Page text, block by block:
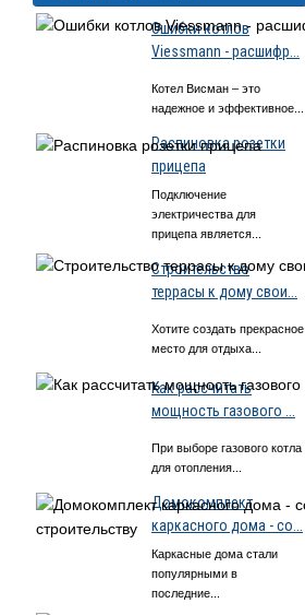
Ошибки котлов
Viessmann - расшифр...
Котел Висман – это
надежное и эффективное...
Распиновка розетки
прицепа
Подключение
электричества для
прицепа является...
Строительство
террасы к дому свои...
Хотите создать прекрасное
место для отдыха...
Как рассчитать
мощность газового ...
При выборе газового котла
для отопления...
Домокомплект
каркасного дома - со...
Каркасные дома стали
популярными в
последние...